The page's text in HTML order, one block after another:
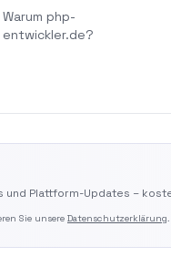
Warum php-
entwickler.de?
und Plattform-Updates –
Sie unsere Datenschutzerklärung.